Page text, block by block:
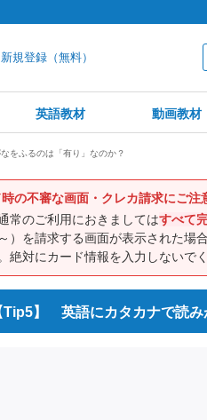
規登録（無料）
英語教材 動画教材
をふるのは「有り」なのか？
時の不審な画面・クレカ請求にご注
常のご利用におきましてはすべて
）を請求する画面が表示された場
絶対にカード情報を入力しないでく
】 英語にカタカナで読み